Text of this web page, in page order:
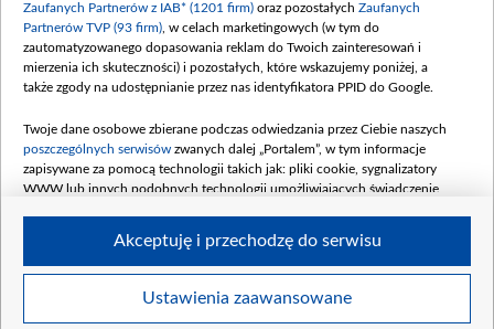
Zaufanych Partnerów z IAB* (1201 firm) oraz pozostałych Zaufanych
Partnerów TVP (93 firm) , w celach marketingowych (w tym do
zautomatyzowanego dopasowania reklam do Twoich zainteresowań i
mierzenia ich skuteczności) i pozostałych, które wskazujemy poniżej, a
także zgody na udostępnianie przez nas identyfikatora PPID do Google.
Twoje dane osobowe zbierane podczas odwiedzania przez Ciebie naszych
poszczególnych serwisów zwanych dalej „Portalem”, w tym informacje
zapisywane za pomocą technologii takich jak: pliki cookie, sygnalizatory
WWW lub innych podobnych technologii umożliwiających świadczenie
Twoje dane osobowe zbierane podczas odwiedzania przez Ciebie
Ustawienia zaawansowane
Akceptuję i przechodzę do serwisu